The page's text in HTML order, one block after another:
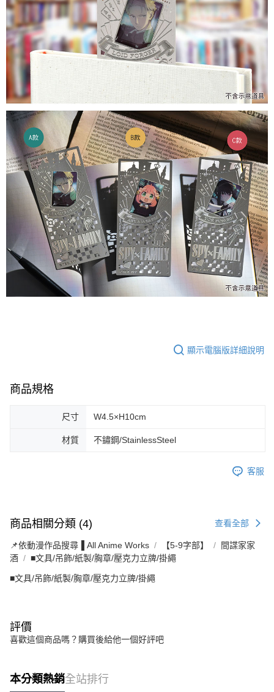
顯示電腦版詳細說明
商品規格
尺寸 W4.5×H10cm
材質 不鏽鋼/StainlessSteel
客服
商品相關分類 (4) 查看全部
📌依動漫作品搜尋▐ All Anime Works 【5-9字部】
間諜家家
酒
■文具/吊飾/紙製/胸章/壓克力立牌/掛繩
■文具/吊飾/紙製/胸章/壓克力立牌/掛繩
評價
喜歡這個商品嗎？購買後給他一個好評吧
本分類熱銷全站排行